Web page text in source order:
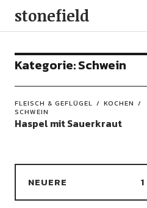
stonefield
Kategorie:Schwein
FLEISCH & GEFLÜGEL
KOCHEN
SCHWEIN
Haspel mit Sauerkraut
NEUERE 1